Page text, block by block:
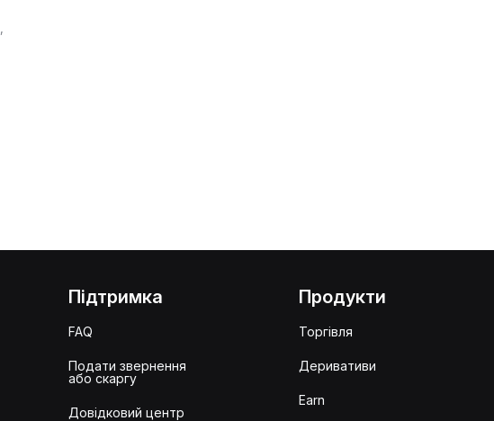
Підтримка
FAQ
Подати звернення
або скаргу
Довідковий центр
Продукти
Торгівля
Деривативи
Earn